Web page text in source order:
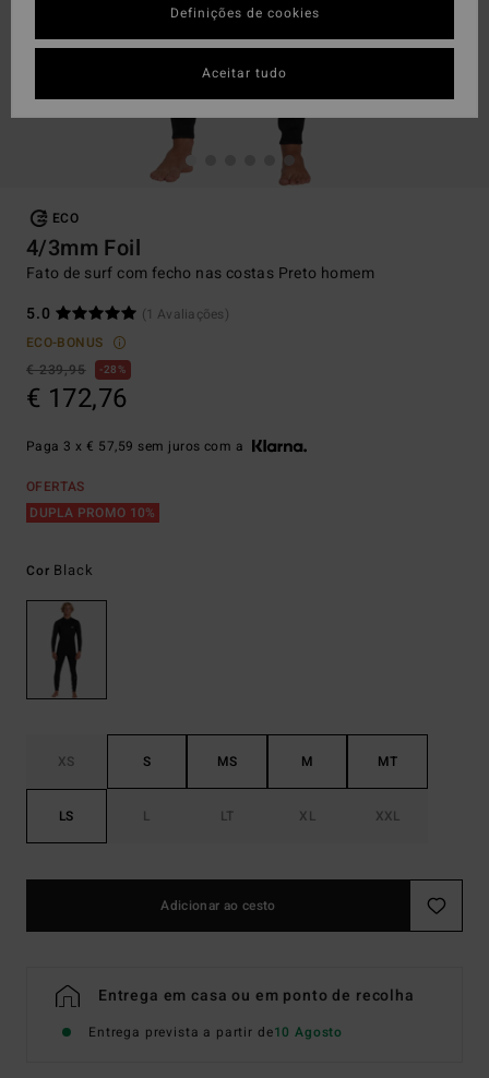
ECO
4/3mm Foil
Fato de surf com fecho nas costas Preto homem
5.0
(1 Avaliações)
ECO-BONUS
€ 239,95
28%
€ 172,76
Paga 3 x € 57,59 sem juros com a
OFERTAS
DUPLA PROMO 10%
Cor Black
XS S MS M MT
LS L LT XL XXL
Adicionar ao cesto
Entrega em casa ou em ponto de recolha
Entrega prevista a partir de10 Agosto
Definições de cookies
Aceitar tudo